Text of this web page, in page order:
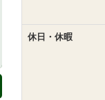
休日・休暇